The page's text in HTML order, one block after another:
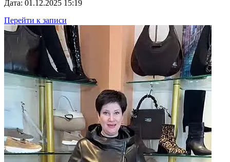
Дата: 01.12.2025 15:19
Перейти к записи